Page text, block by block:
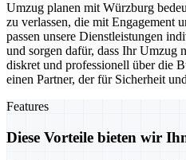
Umzug planen mit Würzburg
zu verlassen, die mit Engagement
passen unsere Dienstleistungen
und sorgen dafür, dass Ihr Umzug
diskret und professionell über die
einen Partner, der für Sicherheit
Features
Diese Vorteile bieten wir